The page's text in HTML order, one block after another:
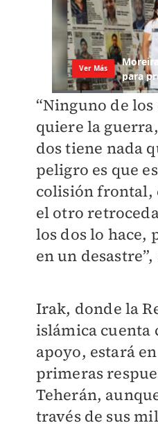
“Ninguno de
quiere la
dos tiene nada
peligro es que
colisión frontal,
el otro
los dos lo hace,
en un
Irak, donde la
islámica cuenta
apoyo, estará
primeras
Teherán,
través de sus